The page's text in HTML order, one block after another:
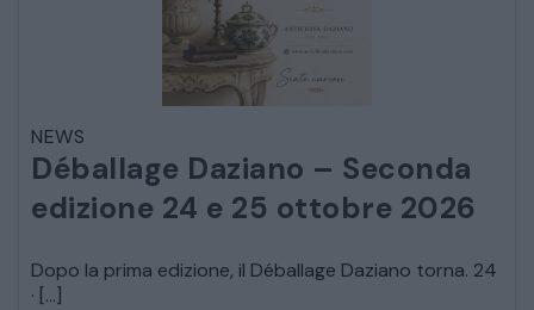
NEWS
Déballage Daziano – Seconda
edizione 24 e 25 ottobre 2026
Dopo la prima edizione, il Déballage Daziano torna. 24
· […]